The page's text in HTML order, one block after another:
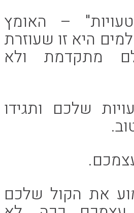
– האומץ
היא זו שעוזרת
מתקדמת ולא
שלכם ותגידו
את הקול שלכם